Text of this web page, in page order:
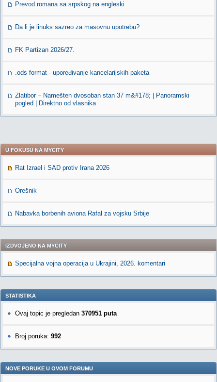
Prevod romana sa srpskog na engleski
Da li je linuks sazreo za masovnu upotrebu?
FK Partizan 2026/27.
.ods format - upoređivanje kancelarijskih paketa
Zlatibor – Namešten dvosoban stan 37 m&#178; | Panoramski
pogled | Direktno od vlasnika
U FOKUSU NA MYCITY
Rat Izrael i SAD protiv Irana 2026
Orešnik
Nabavka borbenih aviona Rafal za vojsku Srbije
IZDVOJENO NA MYCITY
Specijalna vojna operacija u Ukrajini, 2026. komentari
STATISTIKA
Ovaj topic je pregledan 370951 puta
Broj poruka: 992
NOVE PORUKE U OVOM FORUMU